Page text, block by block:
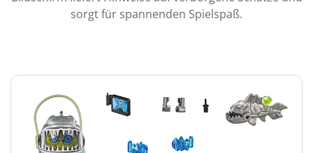
sorgt für spannenden Spielspaß.